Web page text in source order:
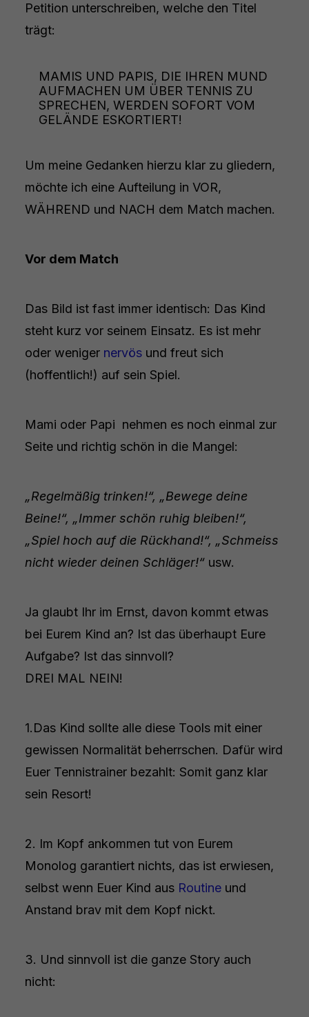
Petition unterschreiben, welche den Titel
trägt:
MAMIS UND PAPIS, DIE IHREN MUND
AUFMACHEN UM ÜBER TENNIS ZU
SPRECHEN, WERDEN SOFORT VOM
GELÄNDE ESKORTIERT!
Um meine Gedanken hierzu klar zu gliedern,
möchte ich eine Aufteilung in VOR,
WÄHREND und NACH dem Match machen.
Vor dem Match
Das Bild ist fast immer identisch: Das Kind
steht kurz vor seinem Einsatz. Es ist mehr
oder weniger nervösund freut sich
(hoffentlich!) auf sein Spiel.
Mami oder Papi nehmen es noch einmal zur
Seite und richtig schön in die Mangel:
„Regelmäßig trinken!“, „Bewege deine
Beine!“, „Immer schön ruhig bleiben!“,
„Spiel hoch auf die Rückhand!“, „Schmeiss
nicht wieder deinen Schläger!“usw.
Ja glaubt Ihr im Ernst, davon kommt etwas
bei Eurem Kind an? Ist das überhaupt Eure
Aufgabe? Ist das sinnvoll?
DREI MAL NEIN!
1.Das Kind sollte alle diese Tools mit einer
gewissen Normalität beherrschen. Dafür wird
Euer Tennistrainer bezahlt: Somit ganz klar
sein Resort!
2. Im Kopf ankommen tut von Eurem
Monolog garantiert nichts, das ist erwiesen,
selbst wenn Euer Kind aus Routineund
Anstand brav mit dem Kopf nickt.
3. Und sinnvoll ist die ganze Story auch
nicht: